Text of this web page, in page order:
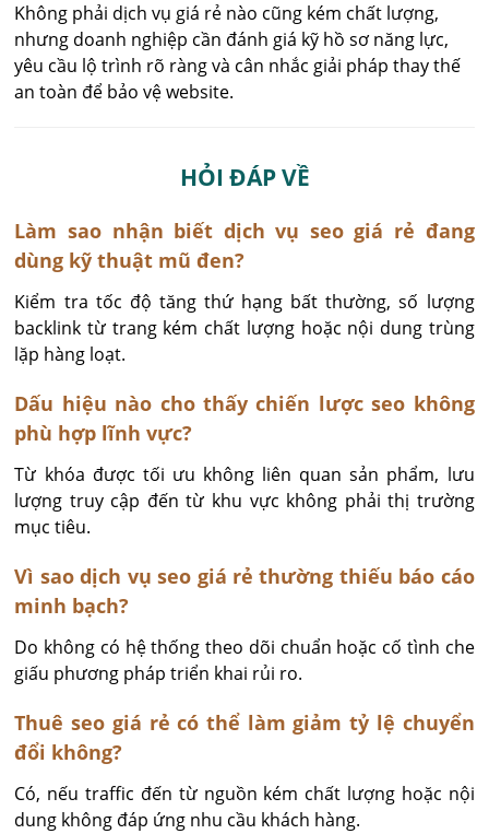
Không phải dịch vụ giá rẻ nào cũng kém chất lượng,
nhưng doanh nghiệp cần đánh giá kỹ hồ sơ năng lực,
yêu cầu lộ trình rõ ràng và cân nhắc giải pháp thay thế
an toàn để bảo vệ website.
HỎI ĐÁP VỀ
Làm sao nhận biết dịch vụ seo giá rẻ đang
dùng kỹ thuật mũ đen?
Kiểm tra tốc độ tăng thứ hạng bất thường, số lượng
backlink từ trang kém chất lượng hoặc nội dung trùng
lặp hàng loạt.
Dấu hiệu nào cho thấy chiến lược seo không
phù hợp lĩnh vực?
Từ khóa được tối ưu không liên quan sản phẩm, lưu
lượng truy cập đến từ khu vực không phải thị trường
mục tiêu.
Vì sao dịch vụ seo giá rẻ thường thiếu báo cáo
minh bạch?
Do không có hệ thống theo dõi chuẩn hoặc cố tình che
giấu phương pháp triển khai rủi ro.
Thuê seo giá rẻ có thể làm giảm tỷ lệ chuyển
đổi không?
Có, nếu traffic đến từ nguồn kém chất lượng hoặc nội
dung không đáp ứng nhu cầu khách hàng.